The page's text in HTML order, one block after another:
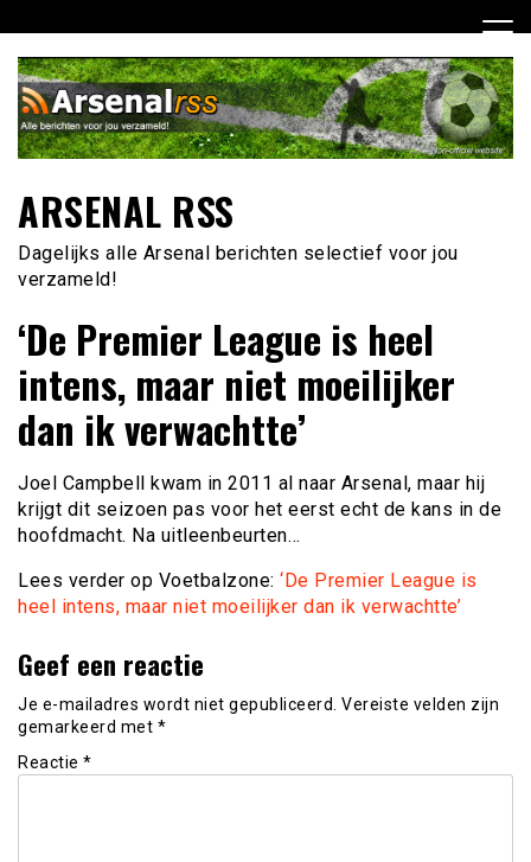
naar
inhoud
ARSENAL RSS
Dagelijks alle Arsenal berichten selectief voor jou
verzameld!
‘De Premier League is heel
intens, maar niet moeilijker
dan ik verwachtte’
Joel Campbell kwam in 2011 al naar Arsenal, maar hij
krijgt dit seizoen pas voor het eerst echt de kans in de
hoofdmacht. Na uitleenbeurten…
Lees verder op Voetbalzone: ‘De Premier League is
heel intens, maar niet moeilijker dan ik verwachtte’
Geef een reactie
Je e-mailadres wordt niet gepubliceerd. Vereiste velden zijn
gemarkeerd met *
Reactie *